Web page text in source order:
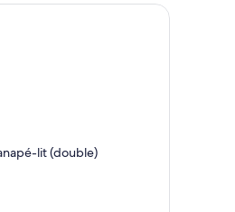
petite table, un miroir et un téléviseur fixé
Une chambre moderne avec un lit, un
lit (double)